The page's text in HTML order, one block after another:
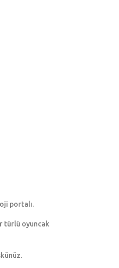
portalı.
türlü oyuncak